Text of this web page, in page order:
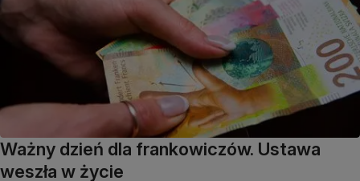
Ważny dzień dla frankowiczów. Ustawa
weszła w życie